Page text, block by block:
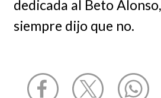
dedicada al Beto
siempre dijo que no.